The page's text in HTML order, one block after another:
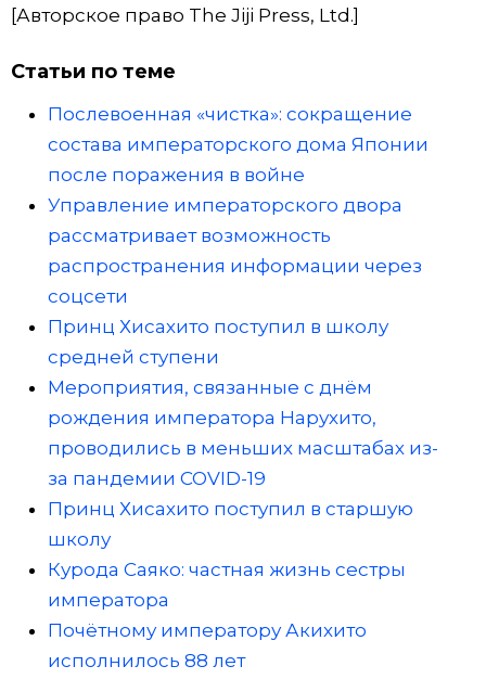
[Авторское право The Jiji Press, Ltd.]
Статьи по теме
Послевоенная «чистка»: сокращение
состава императорского дома Японии
после поражения в войне
Управление императорского двора
рассматривает возможность
распространения информации через
соцсети
Принц Хисахито поступил в школу
средней ступени
Мероприятия, связанные с днём
рождения императора Нарухито,
проводились в меньших масштабах из-
за пандемии COVID-19
Принц Хисахито поступил в старшую
школу
Курода Саяко: частная жизнь сестры
императора
Почётному императору Акихито
исполнилось 88 лет